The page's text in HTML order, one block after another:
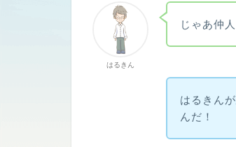
はるきん
じゃあ仲
はるきん
んだ！